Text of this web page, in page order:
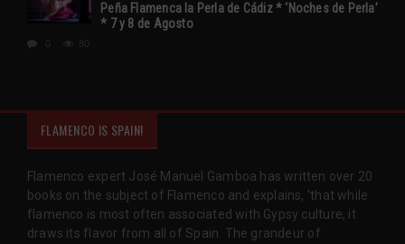
Peña Flamenca la Perla de Cádiz * ‘Noches de Perla’
* 7 y 8 de Agosto
80
FLAMENCO IS SPAIN!
Flamenco expert José Manuel Gamboa has written over 20
books on the subject of Flamenco and explains, 'that while
flamenco is most often associated with Gypsy culture, it
draws its flavor from all of Spain. The grandeur of